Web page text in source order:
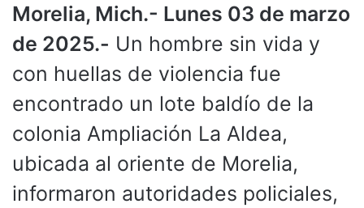
Morelia, Mich.- Lunes 03 de marzo
de 2025.- Un hombre sin vida y
con huellas de violencia fue
encontrado un lote baldío de la
colonia Ampliación La Aldea,
ubicada al oriente de Morelia,
informaron autoridades policiales,